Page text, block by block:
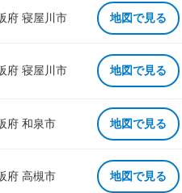
府 寝屋川市 地図で見る
府 寝屋川市 地図で見る
府 和泉市 地図で見る
府 高槻市 地図で見る